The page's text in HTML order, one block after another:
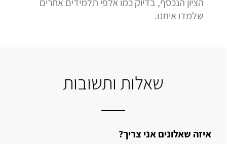
הציון הנכסף, בדיוק כמו אלפי תלמידים אחרים
שלמדו איתנו.
שאלות ותשובות
איזה שאלונים אני צריך?